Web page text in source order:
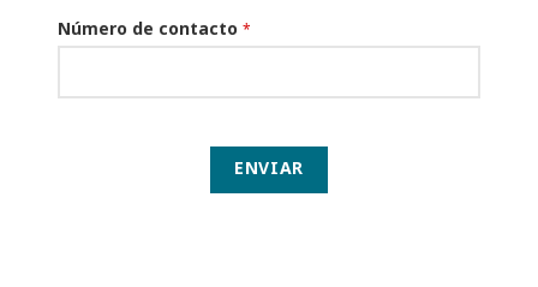
Número de contacto *
ENVIAR